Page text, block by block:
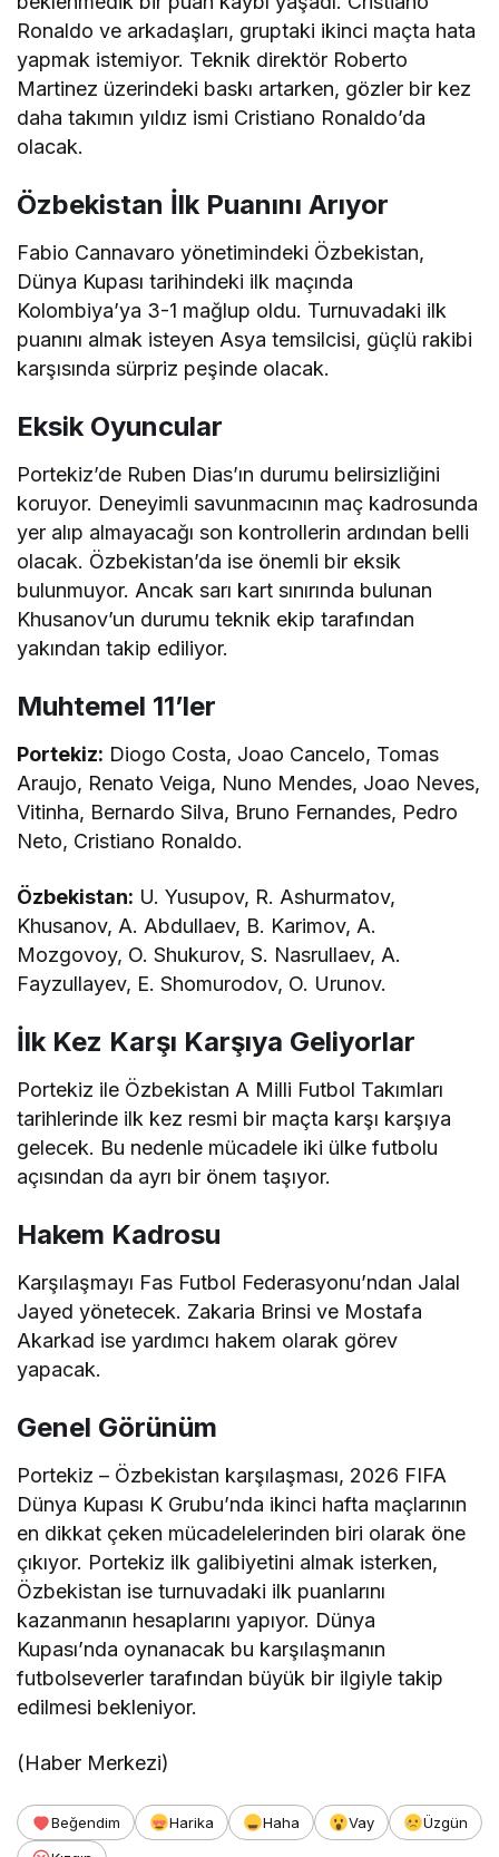
Ronaldo ve arkadaşları, gruptaki ikinci maçta hata
yapmak istemiyor. Teknik direktör Roberto
Martinez üzerindeki baskı artarken, gözler bir kez
daha takımın yıldız ismi Cristiano Ronaldo’da
olacak.
Özbekistan İlk Puanını Arıyor
Fabio Cannavaro yönetimindeki Özbekistan,
Dünya Kupası tarihindeki ilk maçında
Kolombiya’ya 3-1 mağlup oldu. Turnuvadaki ilk
puanını almak isteyen Asya temsilcisi, güçlü rakibi
karşısında sürpriz peşinde olacak.
Eksik Oyuncular
Portekiz’de Ruben Dias’ın durumu belirsizliğini
koruyor. Deneyimli savunmacının maç kadrosunda
yer alıp almayacağı son kontrollerin ardından belli
olacak. Özbekistan’da ise önemli bir eksik
bulunmuyor. Ancak sarı kart sınırında bulunan
Khusanov’un durumu teknik ekip tarafından
yakından takip ediliyor.
Muhtemel 11’ler
Portekiz: Diogo Costa, Joao Cancelo, Tomas
Araujo, Renato Veiga, Nuno Mendes, Joao Neves,
Vitinha, Bernardo Silva, Bruno Fernandes, Pedro
Neto, Cristiano Ronaldo.
Özbekistan: U. Yusupov, R. Ashurmatov,
Khusanov, A. Abdullaev, B. Karimov, A.
Mozgovoy, O. Shukurov, S. Nasrullaev, A.
Fayzullayev, E. Shomurodov, O. Urunov.
İlk Kez Karşı Karşıya Geliyorlar
Portekiz ile Özbekistan A Milli Futbol Takımları
tarihlerinde ilk kez resmi bir maçta karşı karşıya
gelecek. Bu nedenle mücadele iki ülke futbolu
açısından da ayrı bir önem taşıyor.
Hakem Kadrosu
Karşılaşmayı Fas Futbol Federasyonu’ndan Jalal
Jayed yönetecek. Zakaria Brinsi ve Mostafa
Akarkad ise yardımcı hakem olarak görev
yapacak.
Genel Görünüm
Portekiz – Özbekistan karşılaşması, 2026 FIFA
Dünya Kupası K Grubu’nda ikinci hafta maçlarının
en dikkat çeken mücadelelerinden biri olarak öne
çıkıyor. Portekiz ilk galibiyetini almak isterken,
Özbekistan ise turnuvadaki ilk puanlarını
kazanmanın hesaplarını yapıyor. Dünya
Kupası’nda oynanacak bu karşılaşmanın
futbolseverler tarafından büyük bir ilgiyle takip
edilmesi bekleniyor.
(Haber Merkezi)
Beğendim Harika Haha Vay
Üzgün